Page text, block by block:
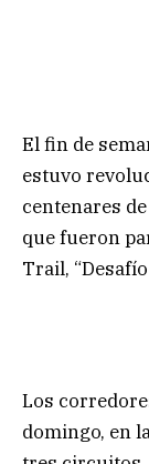
El fin de
estuvo
centenares
que fueron
Trail,
Los
domingo, en